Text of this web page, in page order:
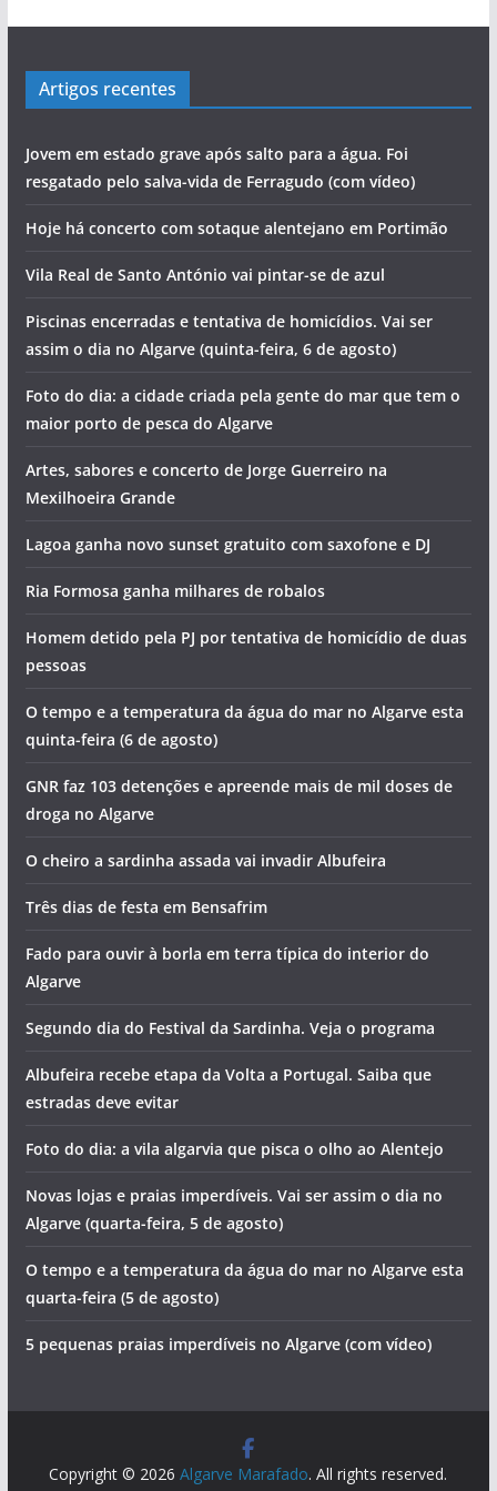
Artigos recentes
Jovem em estado grave após salto para a água. Foi
resgatado pelo salva-vida de Ferragudo (com vídeo)
Hoje há concerto com sotaque alentejano em Portimão
Vila Real de Santo António vai pintar-se de azul
Piscinas encerradas e tentativa de homicídios. Vai ser
assim o dia no Algarve (quinta-feira, 6 de agosto)
Foto do dia: a cidade criada pela gente do mar que tem o
maior porto de pesca do Algarve
Artes, sabores e concerto de Jorge Guerreiro na
Mexilhoeira Grande
Lagoa ganha novo sunset gratuito com saxofone e DJ
Ria Formosa ganha milhares de robalos
Homem detido pela PJ por tentativa de homicídio de duas
pessoas
O tempo e a temperatura da água do mar no Algarve esta
quinta-feira (6 de agosto)
GNR faz 103 detenções e apreende mais de mil doses de
droga no Algarve
O cheiro a sardinha assada vai invadir Albufeira
Três dias de festa em Bensafrim
Fado para ouvir à borla em terra típica do interior do
Algarve
Segundo dia do Festival da Sardinha. Veja o programa
Albufeira recebe etapa da Volta a Portugal. Saiba que
estradas deve evitar
Foto do dia: a vila algarvia que pisca o olho ao Alentejo
Novas lojas e praias imperdíveis. Vai ser assim o dia no
Algarve (quarta-feira, 5 de agosto)
O tempo e a temperatura da água do mar no Algarve esta
quarta-feira (5 de agosto)
5 pequenas praias imperdíveis no Algarve (com vídeo)
Copyright © 2026Algarve Marafado. All rights reserved.